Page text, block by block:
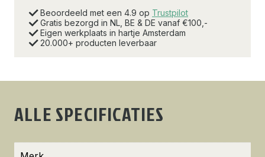
Beoordeeld met een 4.9 op Trustpilot
Gratis bezorgd in NL, BE & DE vanaf €100,-
Eigen werkplaats in hartje Amsterdam
20.000+ producten leverbaar
ALLE SPECIFICATIES